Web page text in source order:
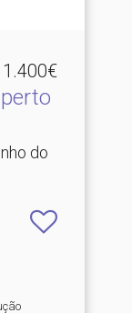
1.400€
do